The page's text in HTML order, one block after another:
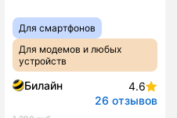
Для смартфонов
Для модемов и любых
устройств
Билайн
4.6
26 отзывов